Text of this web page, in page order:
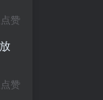
赞
赞